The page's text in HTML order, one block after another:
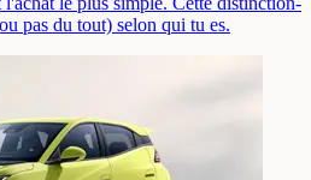
pas du tout) selon qui tu es.